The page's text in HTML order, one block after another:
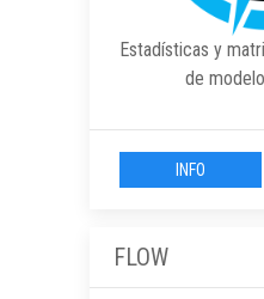
Estadísticas y
de
INFO
FLOW